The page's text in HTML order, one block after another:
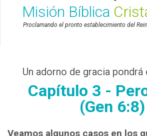
Misión Bíblica
Proclamando el pronto establecimiento del
Un adorno de gracia pondrá
Capítulo 3 -
(Gen 6:8)
Veamos algunos casos en los